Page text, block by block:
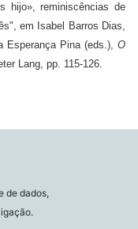
hijo», reminiscências de
em Isabel Barros Dias,
Esperança Pina (eds.), O
Lang, pp. 115-126.
de dados,